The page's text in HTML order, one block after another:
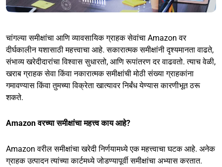
चांगल्या समीक्षांचा आणि व्यावसायिक ग्राहक सेवांचा Amazon वर
दीर्घकालीन यशासाठी महत्त्वाचा आहे. सकारात्मक समीक्षांनी दृश्यमानता वाढते,
संभाव्य खरेदीदारांचा विश्वास सुधारतो, आणि रूपांतरण दर वाढवतो. त्याच वेळी,
खराब ग्राहक सेवा किंवा नकारात्मक समीक्षांची मोठी संख्या ग्राहकांना
गमावण्यास किंवा तुमच्या विक्रेता खात्यावर निर्बंध येण्यास कारणीभूत ठरू
शकते.
Amazon वरच्या समीक्षांचा महत्त्व काय आहे?
Amazon वरील समीक्षांचा खरेदी निर्णयामध्ये एक महत्त्वाचा घटक आहे. अनेक
ग्राहक उत्पादन त्यांच्या कार्टमध्ये जोडण्यापूर्वी समीक्षांचा अभ्यास करतात.